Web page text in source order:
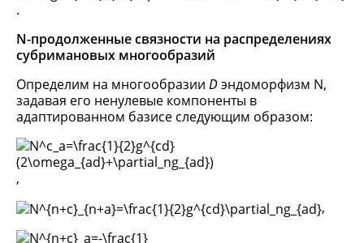
.
N-продолженные связности на распределениях
субримановых многообразий
Определим на многообразии Dэндоморфизм N,
задавая его ненулевые компоненты в
адаптированном базисе следующим образом:
,
,